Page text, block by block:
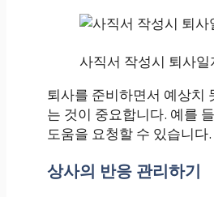
사직서 작성시 퇴사일
퇴사를 준비하면서 예상치
는 것이 중요합니다. 예를
도움을 요청할 수 있습니다.
상사의 반응 관리하기